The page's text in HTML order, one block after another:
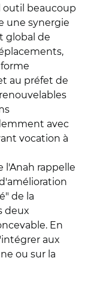
outil beaucoup
une synergie
global de
au préfet de
avec
vocation à
l'Anah rappelle
de la
deux
En
aux
ou sur la